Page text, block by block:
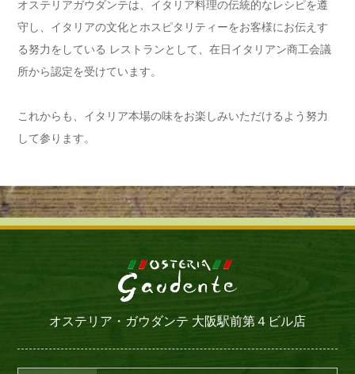
オステリアガウダンテは、イタリア料理の伝統的なレシピを遵
守し、イタリアの文化とホスピタリティーをお客様にお伝えす
る努力をしている レストランとして、在日イタリアン商工会議
所から認定を受けています。
これからも、イタリア本場の味をお楽しみいただけるよう努力
して参ります。
オステリア・ガウダンテ 大阪駅前第４ビル店